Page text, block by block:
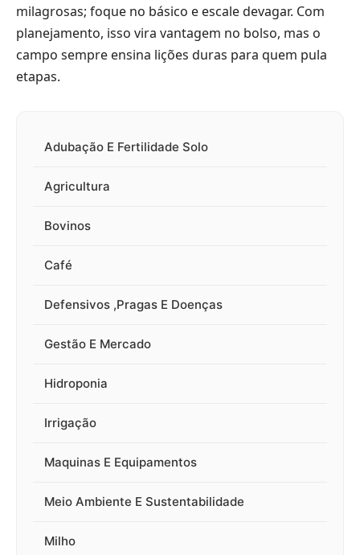
milagrosas; foque no básico e escale devagar. Com
planejamento, isso vira vantagem no bolso, mas o
campo sempre ensina lições duras para quem pula
etapas.
Adubação E Fertilidade Solo
Agricultura
Bovinos
Café
Defensivos ,Pragas E Doenças
Gestão E Mercado
Hidroponia
Irrigação
Maquinas E Equipamentos
Meio Ambiente E Sustentabilidade
Milho